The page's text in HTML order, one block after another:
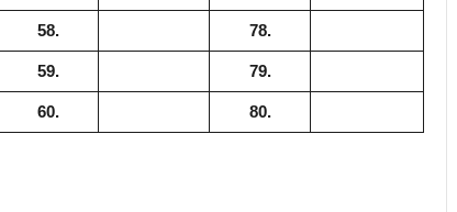
58. 78.
59. 79.
60. 80.